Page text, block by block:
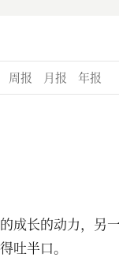
周报 月报 年报
成长的动力，另
吐半口。